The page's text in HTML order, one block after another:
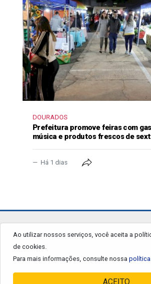
DOURADOS
Prefeitura promove feiras com
música e produtos frescos de
Há 1 dias
Ao utilizar nossos serviços, você aceita a
de cookies.
Para mais informações, consulte nossa
ACEITO